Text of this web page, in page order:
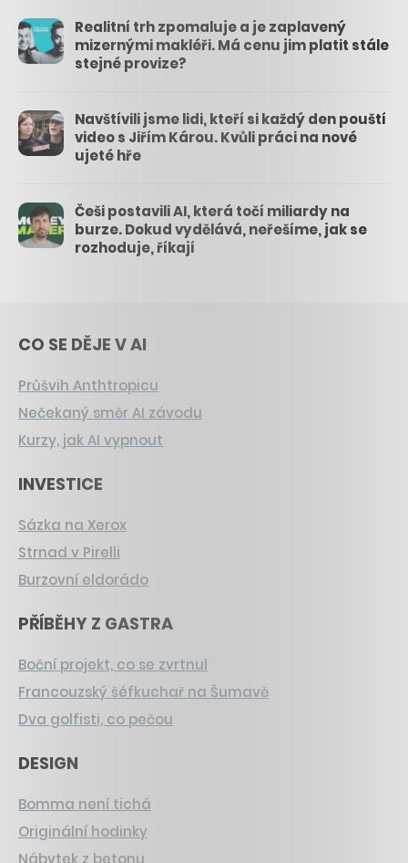
Realitní trh zpomaluje a je zaplavený
mizernými makléři. Má cenu jim platit stále
stejné provize?
Navštívili jsme lidi, kteří si každý den pouští
video s Jiřím Károu. Kvůli práci na nové
ujeté hře
Češi postavili AI, která točí miliardy na
burze. Dokud vydělává, neřešíme, jak se
rozhoduje, říkají
CO SE DĚJE V AI
Průšvih Anthtropicu
Nečekaný směr AI závodu
Kurzy, jak AI vypnout
INVESTICE
Sázka na Xerox
Strnad v Pirelli
Burzovní eldorádo
PŘÍBĚHY Z GASTRA
Boční projekt, co se zvrtnul
Francouzský šéfkuchař na Šumavě
Dva golfisti, co pečou
DESIGN
Bomma není tichá
Originální hodinky
Nábytek z betonu